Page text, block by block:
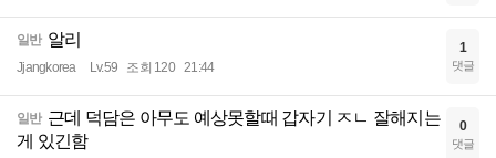
일반 알리
Jjangkorea Lv.59 조회 120 21:44
1
댓글
일반 근데 덕담은 아무도 예상못할때 갑자기 ㅈㄴ 잘해지는
게 있긴함
0
댓글